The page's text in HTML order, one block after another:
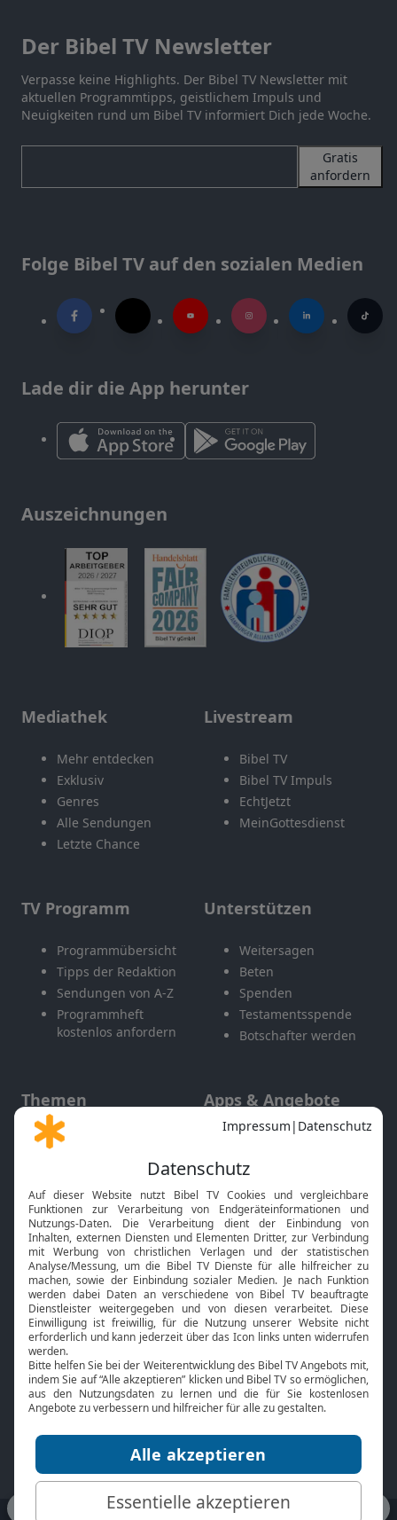
Der Bibel TV Newsletter
Verpasse keine Highlights. Der Bibel TV Newsletter mit
aktuellen Programmtipps, geistlichem Impuls und
Neuigkeiten rund um Bibel TV informiert Dich jede Woche.
Gratis
anfordern
Folge Bibel TV auf den sozialen Medien
Lade dir die App herunter
Auszeichnungen
Mediathek
Mehr entdecken
Exklusiv
Genres
Alle Sendungen
Letzte Chance
Livestream
Bibel TV
Bibel TV Impuls
EchtJetzt
MeinGottesdienst
TV Programm
Programmübersicht
Tipps der Redaktion
Sendungen von A-Z
Programmheft
kostenlos anfordern
Unterstützen
Weitersagen
Beten
Spenden
Testamentsspende
Botschafter werden
Themen
Gott und Bibel erklärt
Neuigkeiten
Apps & Angebote
Mobile App
Smart TV
HbbTV
Bibelthek Online-Bibel
Nächster Gottesdienst
Bibel TV
Über uns
Jobs
Mediadaten
Service
Kontakt
TV-Empfang